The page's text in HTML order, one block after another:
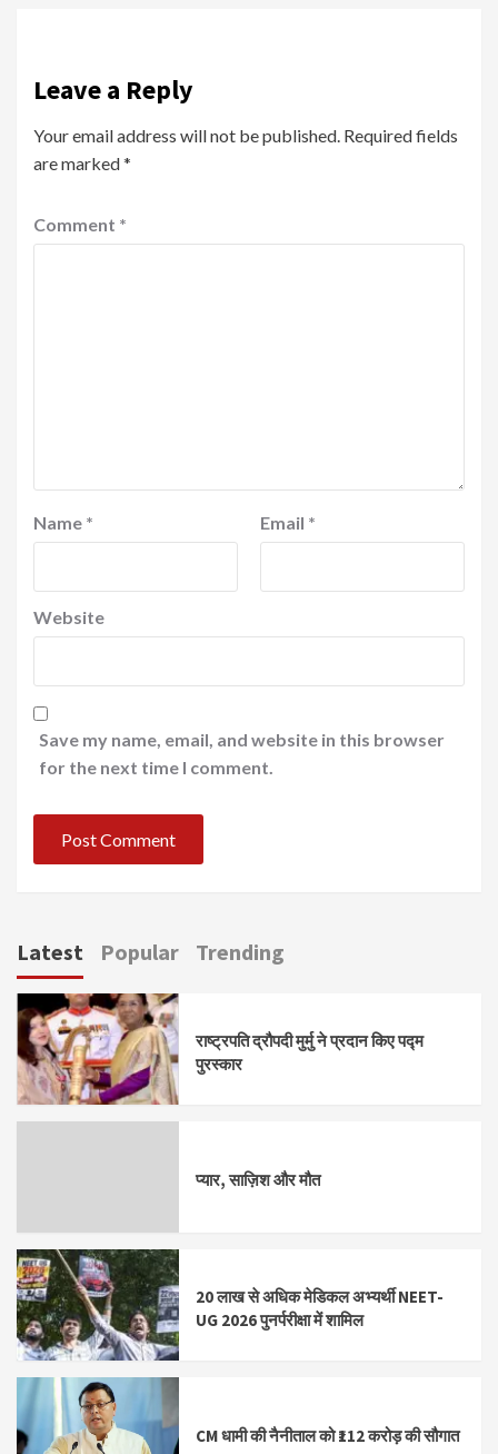
Leave a Reply
Your email address will not be published. Required fields
are marked*
Comment *
Name * Email *
Website
Save my name, email, and website in this browser
for the next time I comment.
Latest Popular Trending
राष्ट्रपति द्रौपदी मुर्मु ने प्रदान किए पद्म
पुरस्कार
प्यार, साज़िश और मौत
20 लाख से अधिक मेडिकल अभ्यर्थी NEET-
UG 2026 पुनर्परीक्षा में शामिल
CM धामी की नैनीताल को ₹112 करोड़ की सौगात